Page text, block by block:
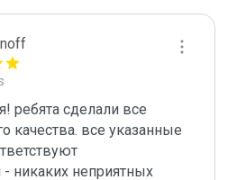
ребята сделали все
качества. все указанные
- никаких неприятных